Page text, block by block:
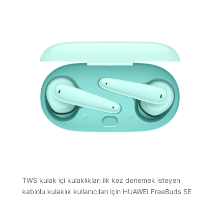
TWS kulak içi kulaklıkları ilk kez denemek isteyen
kablolu kulaklık kullanıcıları için HUAWEI FreeBuds SE